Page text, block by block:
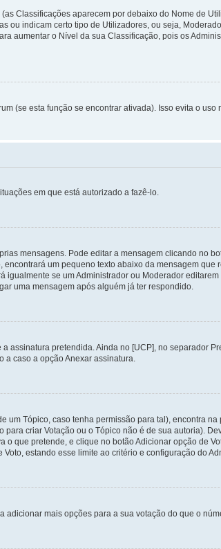
Classificações aparecem por debaixo do Nome de
ou indicam certo tipo de Utilizadores, ou seja,
aumentar o Nível da sua Classificação, pois os
(se esta função se encontrar ativada). Isso evita o
em que está autorizado a fazê-lo.
mensagens. Pode editar a mensagem clicando no
um pequeno texto abaixo da mensagem
se um Administrador ou Moderador
uma mensagem após alguém já ter respondido.
assinatura pretendida. Ainda no [UCP], no separador
a caso a opção Anexar assinatura.
Tópico, caso tenha permissão para tal), encontra
criar Votação ou o Tópico não é de sua autoria).
que pretende, e clique no botão Adicionar opção de
estando esse limite ao critério e configuração do
mais opções para a sua votação do que o